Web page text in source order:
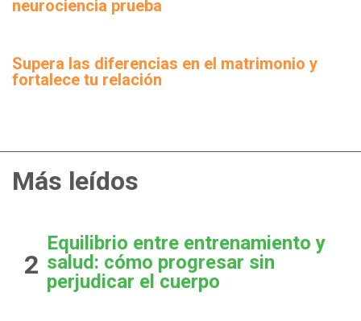
neurociencia prueba
Supera las diferencias en el matrimonio y
fortalece tu relación
Más leídos
2
Equilibrio entre entrenamiento y
salud: cómo progresar sin
perjudicar el cuerpo